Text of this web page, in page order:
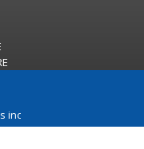
de forêt